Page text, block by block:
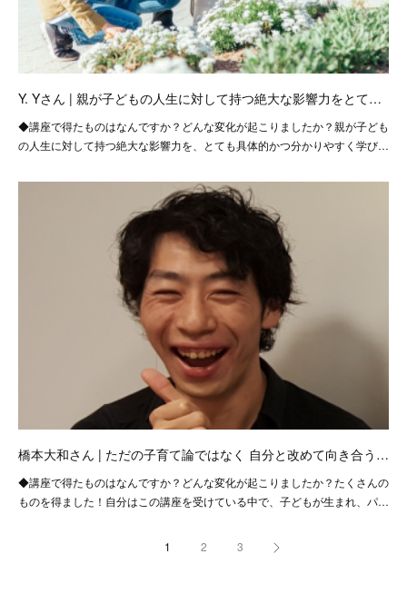
Y. Yさん | 親が子どもの人生に対して持つ絶大な影響力をとて…
◆講座で得たものはなんですか？どんな変化が起こりましたか？親が子ども
の人生に対して持つ絶大な影響力を、とても具体的かつ分かりやすく学び…
橋本大和さん | ただの子育て論ではなく 自分と改めて向き合う…
◆講座で得たものはなんですか？どんな変化が起こりましたか？たくさんの
ものを得ました！自分はこの講座を受けている中で、子どもが生まれ、パ…
1 2 3